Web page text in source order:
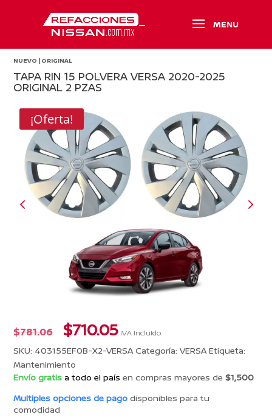
NUEVO | ORIGINAL
TAPA RIN 15 POLVERA VERSA 2020-2025
ORIGINAL 2 PZAS
¡Oferta!
$781.06 El
precio
original
era:
$781.06.
$710.05El
precio
actual
es:
$710.05.
IVA incluido.
SKU: 403155EF0B-X2-VERSA Categoría:VERSA Etiqueta:
Mantenimiento
Envío gratis a todo el paísen compras mayores de$1,500
Multiples opciones de pagodisponibles para tu
comodidad